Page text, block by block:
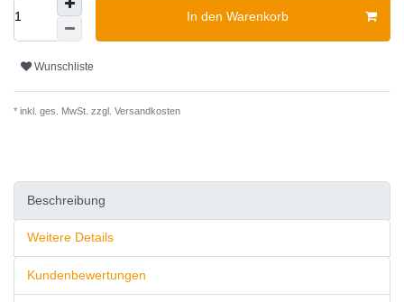
In den Warenkorb
Wunschliste
* inkl. ges. MwSt. zzgl. Versandkosten
Beschreibung
Weitere Details
Kundenbewertungen